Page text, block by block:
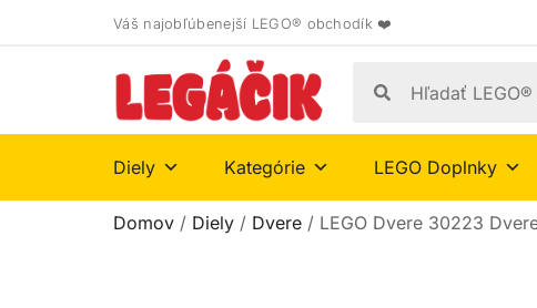
Váš najobľúbenejší LEGO® obchodík ❤️
Diely Kategórie LEGO Doplnky
Domov / Diely / Dvere / LEGO Dvere 30223